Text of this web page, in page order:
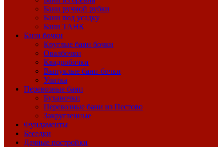
Бани ручной рубки
Бани под усадку
Бани ТАНК
Бани бочки
Круглые бани бочки
Овалбочки
Квадробочки
Выпуклые бани-бочки
Улитка
Перевозные бани
Буханочки
Перевозные бани из Пестово
Закругленные
Фундаменты
Беседки
Дачные постройки